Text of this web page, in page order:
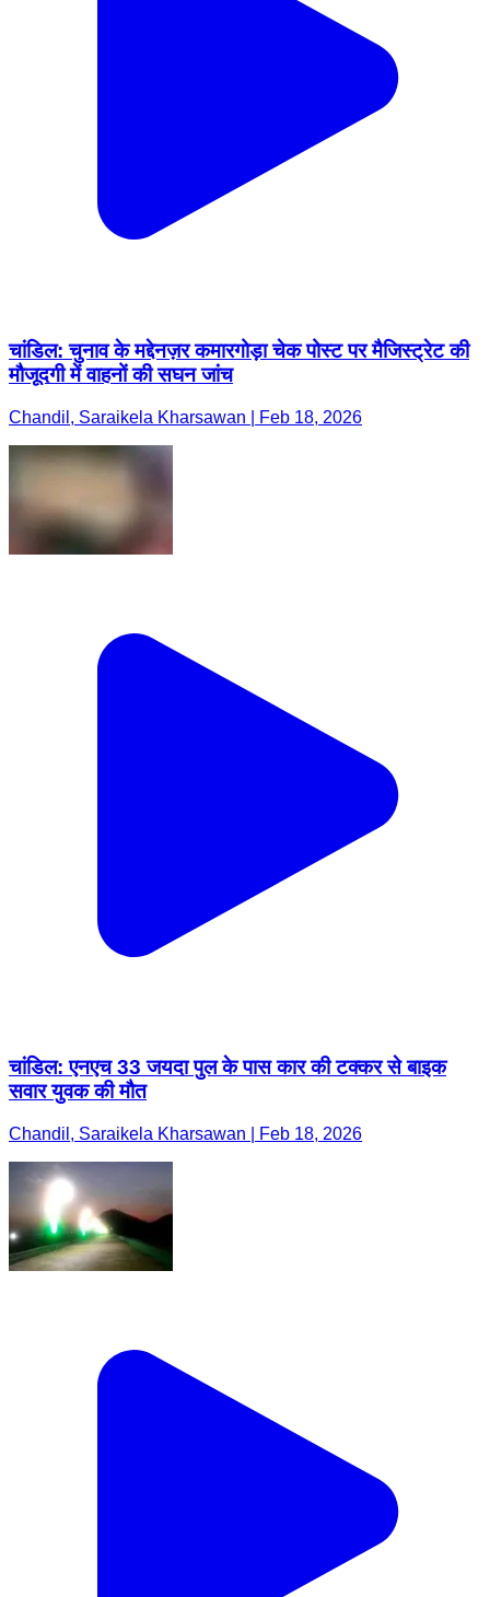
चांडिल: चुनाव के मद्देनज़र कमारगोड़ा चेक पोस्ट पर मैजिस्ट्रेट की
मौजूदगी में वाहनों की सघन जांच
Chandil, Saraikela Kharsawan | Feb 18, 2026
चांडिल: एनएच 33 जयदा पुल के पास कार की टक्कर से बाइक
सवार युवक की मौत
Chandil, Saraikela Kharsawan | Feb 18, 2026